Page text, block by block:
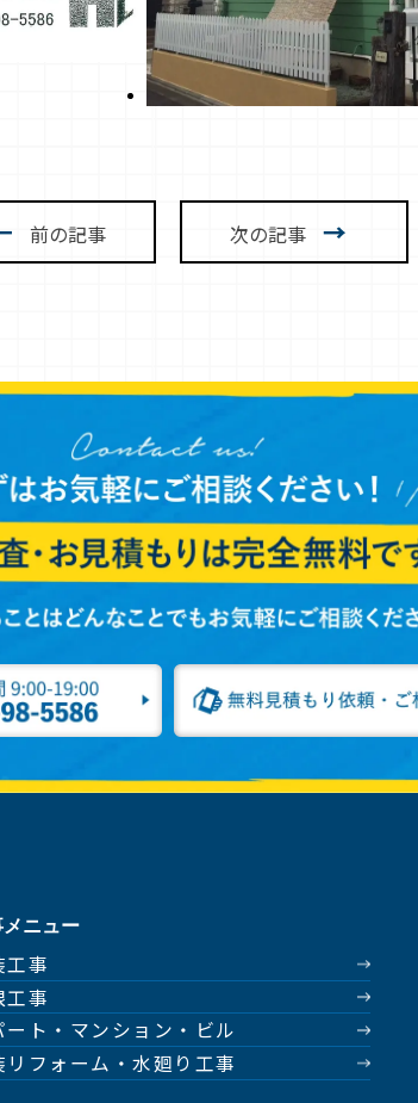
前の記事 次の記事 →
メニュー
工事
工事
ート・マンション・ビル
リフォーム・水廻り工事